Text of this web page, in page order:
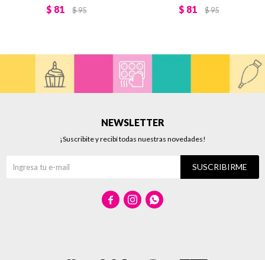
$ 81 $95 $ 81 $95
NEWSLETTER
¡Suscribite y recibí todas nuestras novedades!
SUSCRIBIRME
  